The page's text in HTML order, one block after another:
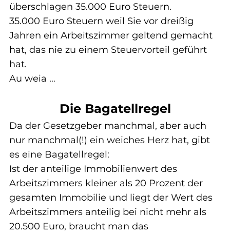
überschlagen 35.000 Euro Steuern.
35.000 Euro Steuern weil Sie vor dreißig
Jahren ein Arbeitszimmer geltend gemacht
hat, das nie zu einem Steuervorteil geführt
hat.
Au weia …
Die Bagatellregel
Da der Gesetzgeber manchmal, aber auch
nur manchmal(!) ein weiches Herz hat, gibt
es eine Bagatellregel:
Ist der anteilige Immobilienwert des
Arbeitszimmers kleiner als 20 Prozent der
gesamten Immobilie und liegt der Wert des
Arbeitszimmers anteilig bei nicht mehr als
20.500 Euro, braucht man das